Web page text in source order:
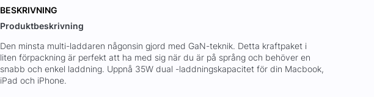
BESKRIVNING
Produktbeskrivning
Den minsta multi-laddaren någonsin gjord med GaN-teknik. Detta kraftpaket i
liten förpackning är perfekt att ha med sig när du är på språng och behöver en
snabb och enkel laddning. Uppnå 35W dual -laddningskapacitet för din Macbook,
iPad och iPhone.